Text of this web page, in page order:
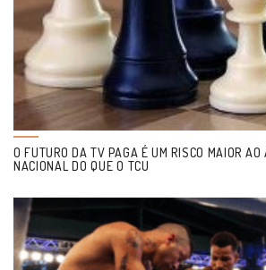
O FUTURO DA TV PAGA É UM RISCO MAIOR
NACIONAL DO QUE O TCU